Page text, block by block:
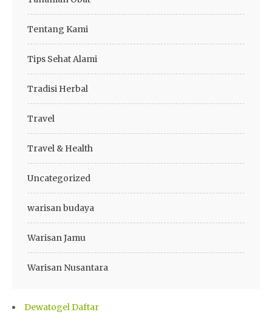
Tentang Kami
Tips Sehat Alami
Tradisi Herbal
Travel
Travel & Health
Uncategorized
warisan budaya
Warisan Jamu
Warisan Nusantara
Dewatogel Daftar